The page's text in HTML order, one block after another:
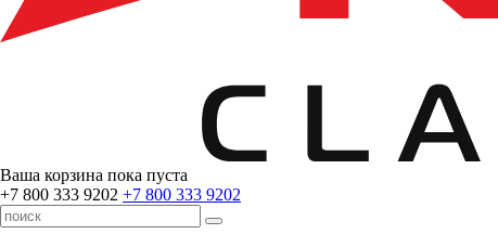
Ваша корзина пока пуста
+7 800 333 9202 +7 800 333 9202